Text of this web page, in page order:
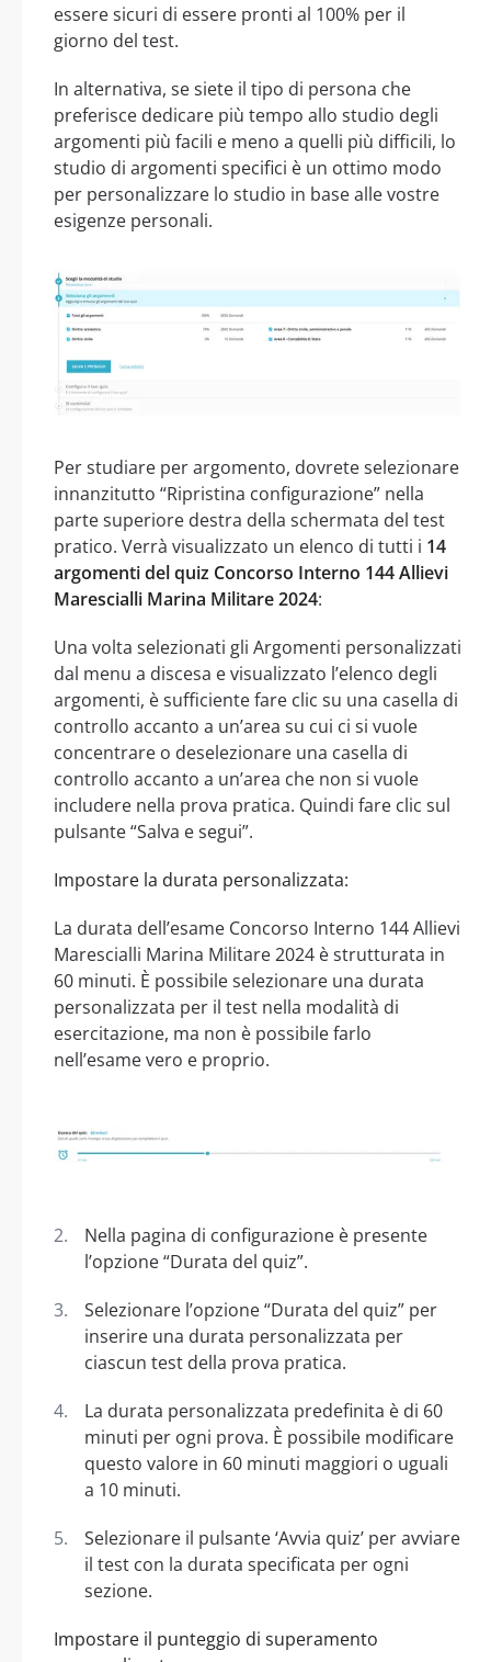
essere sicuri di essere pronti al 100% per il
giorno del test.
In alternativa, se siete il tipo di persona che
preferisce dedicare più tempo allo studio degli
argomenti più facili e meno a quelli più difficili, lo
studio di argomenti specifici è un ottimo modo
per personalizzare lo studio in base alle vostre
esigenze personali.
Per studiare per argomento, dovrete selezionare
innanzitutto “Ripristina configurazione” nella
parte superiore destra della schermata del test
pratico. Verrà visualizzato un elenco di tutti i 14
argomenti del quiz Concorso Interno 144 Allievi
Marescialli Marina Militare 2024:
Una volta selezionati gli Argomenti personalizzati
dal menu a discesa e visualizzato l’elenco degli
argomenti, è sufficiente fare clic su una casella di
controllo accanto a un’area su cui ci si vuole
concentrare o deselezionare una casella di
controllo accanto a un’area che non si vuole
includere nella prova pratica. Quindi fare clic sul
pulsante “Salva e segui”.
Impostare la durata personalizzata:
La durata dell’esame Concorso Interno 144 Allievi
Marescialli Marina Militare 2024 è strutturata in
60 minuti. È possibile selezionare una durata
personalizzata per il test nella modalità di
esercitazione, ma non è possibile farlo
nell’esame vero e proprio.
Nella pagina di configurazione è presente
l’opzione “Durata del quiz”.
Selezionare l’opzione “Durata del quiz” per
inserire una durata personalizzata per
ciascun test della prova pratica.
La durata personalizzata predefinita è di 60
minuti per ogni prova. È possibile modificare
questo valore in 60 minuti maggiori o uguali
a 10 minuti.
Selezionare il pulsante ‘Avvia quiz’ per avviare
il test con la durata specificata per ogni
sezione.
Impostare il punteggio di superamento